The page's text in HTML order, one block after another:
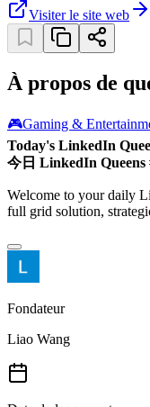
Visiter le site web
À propos de
🎮Gaming &
Today's LinkedIn
今日 LinkedIn
Welcome to your daily
full grid solution,
Fondateur
Liao Wang